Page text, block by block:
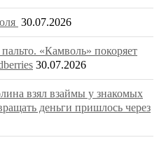
30.07.2026
«Камволь» покоряет
30.07.2026
взял взаймы у знакомых
деньги пришлось через